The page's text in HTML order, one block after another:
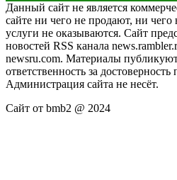
Данный сайт не является
сайте ни чего не продают, ни
услуги не оказываются. Сайт
новостей RSS канала
newsru.com. Материалы
ответственность за
Администрация сайта не несёт.
Сайт от bmb2 @ 2024